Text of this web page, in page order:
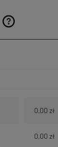
kosztów
0,00 zł
0,00 zł